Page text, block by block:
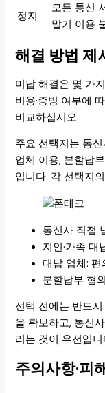
정지
모든 통신
말기 이용
해결 방법 제
미납 해결은 몇 가
비용·증빙 여부에
비교하십시오.
주요 선택지는 통
업체 이용, 분할납
입니다. 각 선택지
통신사 직접
지인·가족 대
대납 업체: 편
분할납부 협
선택 전에는 반드
을 확보하고, 통신
리는 것이 우선입니
주의사항·피